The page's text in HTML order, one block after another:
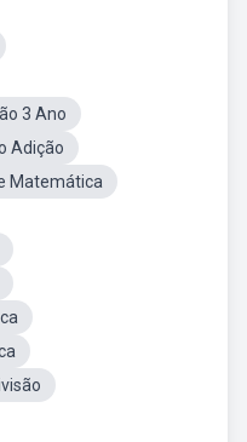
3 Ano
Adição
Matemática